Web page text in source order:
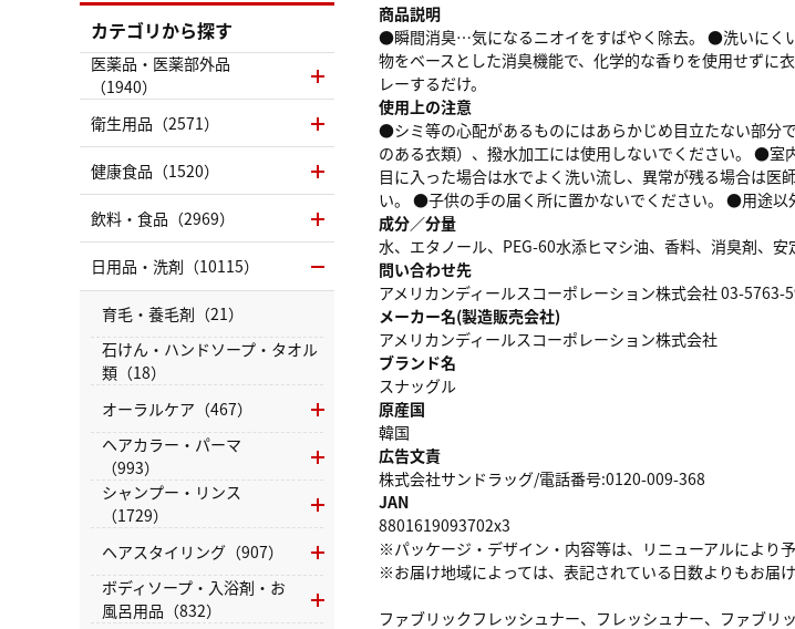
商品説明
●瞬間消臭…気になるニオイをすばやく除去。 ●洗いにく
物をベースとした消臭機能で、化学的な香りを使用せず
レーするだけ。
使用上の注意
●シミ等の心配があるものにはあらかじめ目立たない部分
のある衣類）、撥水加工には使用しないでください。 ●室
目に入った場合は水でよく洗い流し、異常が残る場合は
い。 ●子供の手の届く所に置かないでください。 ●用途以
成分／分量
水、エタノール、PEG-60水添ヒマシ油、香料、消臭剤、
問い合わせ先
アメリカンディールスコーポレーション株式会社 03-5763-
メーカー名(製造販売会社)
アメリカンディールスコーポレーション株式会社
ブランド名
スナッグル
原産国
韓国
広告文責
株式会社サンドラッグ/電話番号:0120-009-368
JAN
8801619093702x3
※パッケージ・デザイン・内容等は、リニューアルにより
※お届け地域によっては、表記されている日数よりもお届
ファブリックフレッシュナー、フレッシュナー、ファブ
カテゴリから探す
医薬品・医薬部外品
（1940）
衛生用品（2571）
健康食品（1520）
飲料・食品（2969）
日用品・洗剤（10115）
育毛・養毛剤（21）
石けん・ハンドソープ・タオル
類（18）
オーラルケア（467）
ヘアカラー・パーマ
（993）
シャンプー・リンス
（1729）
ヘアスタイリング（907）
ボディソープ・入浴剤・お
風呂用品（832）